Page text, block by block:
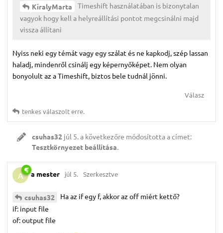
KiralyMarta
Timeshift használatában is bizonytalan
vagyok hogy kell a helyreállítási pontot megcsinálni majd
vissza állítani
Nyiss neki egy témát vagy egy szálat és ne kapkodj, szép lassan
haladj, mindenről csinálj egy képernyőképet. Nem olyan
bonyolult az a Timeshift, biztos bele tudnál jönni.
Válasz
tenkesválaszolt erre.
csuhas32 júl 5.a következőre módosította a címet:
Tesztkörnyezet beállítása.
A a mester júl 5. Szerkesztve
csuhas32
Ha az if egy f, akkor az off miért kettő?
if: input file
of: output file